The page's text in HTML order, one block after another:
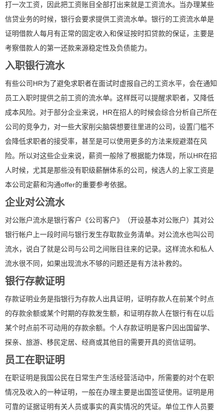
打一次工资，因此把工资账目全部打出来就是工资流水。当办理某些
信贷业务的时候，银行会要求提供工资流水单。银行的工资流水单是
证明借款人每月有正常的固定收入和保证按时扣贷款的保证，主要是
考察借款人的第一还款来源稳定性及负债能力。
入职银行流水
有些公司HR为了避免求职者在面试时虚报自己的工资水平，会在通知
员工入职时提供之前工资的流水单。这样既可以提醒求职者，又降低
成本风险。对于部分企业来说，HR在招人的时候会综合分析自己所在
公司的竞争力，对一些大家削尖脑袋想要往里进的公司，设置门槛不
会降低求职者的接受率，甚至是可以使用更多的方法来规避潜在风
险。所以对这些企业来说，薪资一般除了根据能力体现，所以HR在招
人时候，尤其是那些没有职级薪酬体系的公司，候选人的上家工资是
本公司定薪和沟通offer的重要参考依据。
企业对公流水
对公账户流水是银行客户《公司客户》（开设基本对公账户）其对公
银行帐户上一段时间与银行发生存取款业务清单。对公流水也叫公司
流水，说白了就是公司与公司之间账目往来的记录。这样流水和私人
流水很不同，如果出现流水不够的问题还是有方法补救的。
银行存款证明
存款证明业务是指银行为存款人出具证明，证明存款人在前某个时点
的存款余额或某个时期的存款发生额，和证明存款人在银行有在以后
某个时点前不可动用的存款余额。个人存款证明是客户因出国留学、
探亲、旅游、移民定居、经商或其他目的需要开具的资信证明。
员工在职证明
在职证明是我国公民在日常生产生活经营活动中，所需要的对个在职
情况及收入的一种证明，一般在办理主要是出国签证使用。证明是用
可靠的证据证明有关人员或事实的真实情况的凭证。单位工作人员要